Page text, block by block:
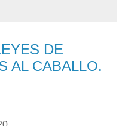
DE
AL CABALLO.